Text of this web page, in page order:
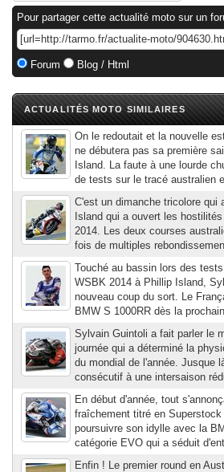
Pour partager cette actualité moto sur un
Forum Blog / Html
ACTUALITÉS MOTO SIMILAIRES
On le redoutait et la nouvelle
ne débutera pas sa première
Island. La faute à une lourde
de tests sur le tracé australien
C'est un dimanche tricolore qui
Island qui a ouvert les
2014. Les deux courses
fois de multiples
Touché au bassin lors des
WSBK 2014 à Phillip Island,
nouveau coup du sort. Le
BMW S 1000RR dès la
Sylvain Guintoli a fait parler le
journée qui a déterminé la
du mondial de l'année. Jusque
consécutif à une intersaison
En début d'année, tout
fraîchement titré en
poursuivre son idylle avec la
catégorie EVO qui a séduit
Enfin ! Le premier round en